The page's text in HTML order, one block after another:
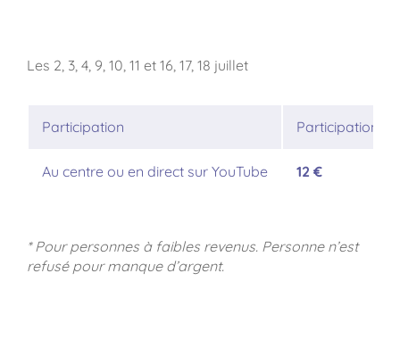
Les 2, 3, 4, 9, 10, 11 et 16, 17, 18 juillet
Participation Participation
Au centre ou en direct sur YouTube 12 €
* Pour personnes à faibles revenus. Personne n’est
refusé pour manque d’argent.